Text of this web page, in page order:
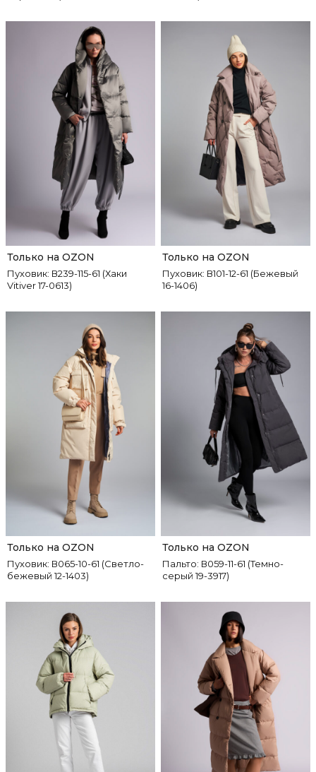
Пуховик: В239-115-61 (Хаки
Vitiver 17-0613)
Только на OZON
Пуховик: В101-12-61 (Бежевый
16-1406)
Только на OZON
Пуховик: В065-10-61 (Светло-
бежевый 12-1403)
Только на OZON
Пальто: В059-11-61 (Темно-
серый 19-3917)
Только на OZON